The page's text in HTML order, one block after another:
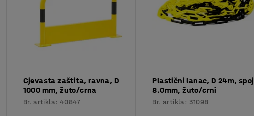
Cjevasta zaštita, ravna, D
1000 mm, žuto/crna
Br. artikla: 40847
Plastični lanac, D 24m, spoj
8.0mm, žuto/crni
Br. artikla: 31098